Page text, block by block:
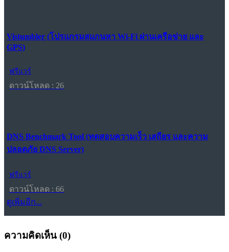
Vistumbler (โปรแกรมสแกนหา Wi-Fi ผ่านเครือข่าย และ
GPS)
ฟรีแวร์
ดาวน์โหลด : 26
DNS Benchmark Tool (ทดสอบความเร็ว เสถียร และความ
ปลอดภัย DNS Server)
ฟรีแวร์
ดาวน์โหลด : 66
ดูเพิ่มอีก...
ความคิดเห็น (0)